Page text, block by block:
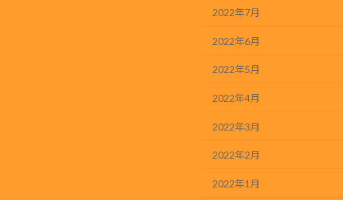
2022年7月
2022年6月
2022年5月
2022年4月
2022年3月
2022年2月
2022年1月